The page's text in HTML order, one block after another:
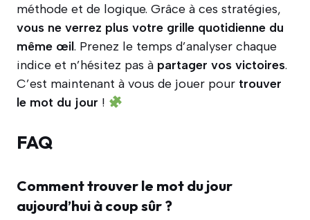
méthode et de logique. Grâce à ces stratégies,
vous ne verrez plus votre grille quotidienne du
même œil. Prenez le temps d’analyser chaque
indice et n’hésitez pas à partager vos victoires.
C’est maintenant à vous de jouer pour trouver
le mot du jour !
FAQ
Comment trouver le mot du jour
aujourd’hui à coup sûr ?